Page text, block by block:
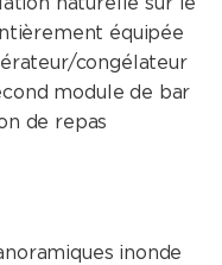
équipée
congélateur
module de bar
de repas
inonde